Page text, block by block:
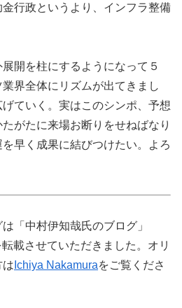
行政というより、インフラ整備
開を柱にするようになって５
界全体にリズムが出てきまし
ていく。実はこのシンポ、予想
がたに来場お断りをせねばなり
早く成果に結びつけたい。よろ
「中村伊知哉氏のブログ」
載させていただきました。オリ
は Ichiya Nakamuraをご覧くださ